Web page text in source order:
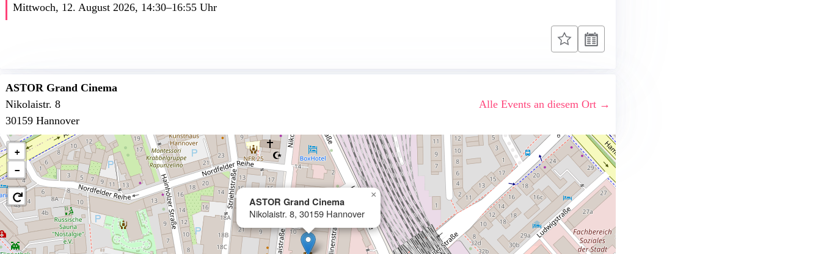
Mittwoch, 12. August 2026, 14:30–16:55 Uhr
ASTOR Grand Cinema
Nikolaistr. 8
30159 Hannover
Alle Events an diesem Ort →
ASTOR Grand Cinema
Nikolaistr. 8, 30159 Hannover
×
+
−